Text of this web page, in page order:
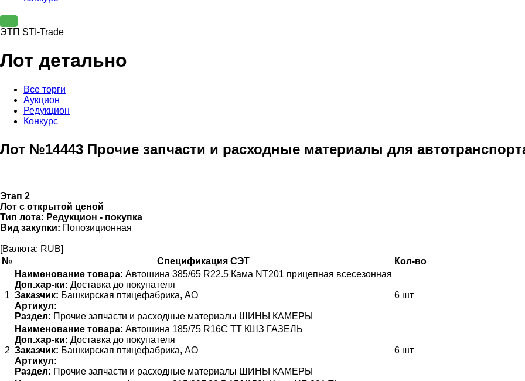
ЭТП STI-Trade
Лот детально
Все торги
Аукцион
Редукцион
Конкурс
Лот №14443 Прочие запчасти и расходные материалы для
Этап 2
Лот с открытой ценой
Тип лота: Редукцион - покупка
Вид закупки: Попозиционная
[Валюта: RUB]
№
Спецификация СЭТ Кол-во
1
Наименование товара: Автошина 385/65 R22.5 Кама NT201 прицепная всесезонная
Доп.хар-ки: Доставка до покупателя
Заказчик: Башкирская птицефабрика, АО
Артикул:
Раздел: Прочие запчасти и расходные материалы ШИНЫ КАМЕРЫ
6 шт
2
Наименование товара: Автошина 185/75 R16С ТТ КШЗ ГАЗЕЛЬ
Доп.хар-ки: Доставка до покупателя
Заказчик: Башкирская птицефабрика, АО
Артикул:
Раздел: Прочие запчасти и расходные материалы ШИНЫ КАМЕРЫ
6 шт